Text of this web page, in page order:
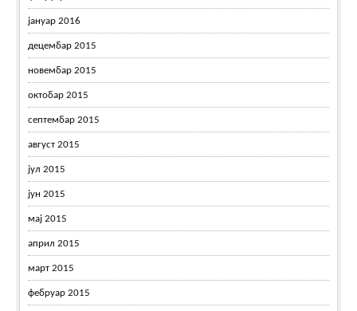
јануар 2016
децембар 2015
новембар 2015
октобар 2015
септембар 2015
август 2015
јул 2015
јун 2015
мај 2015
април 2015
март 2015
фебруар 2015